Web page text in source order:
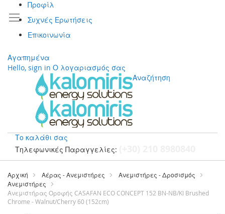
Προφίλ
Συχνές Ερωτήσεις
Επικοινωνία
Αγαπημένα
Hello, sign in Ο λογαριασμός σας
Αναζήτηση
Το καλάθι σας
Τηλεφωνικές Παραγγελίες:
Μετάβαση
περιεχόμενο
Αρχική Αέρας - Ανεμιστήρες
Ανεμιστήρες - Δροσισμός
Ανεμιστήρες
Ανεμιστήρας Οροφής CASAFAN ECO CONCEPT 152 BN-NB/KI Brushed
Chrome - Walnut/Cherry 60 (152cm)